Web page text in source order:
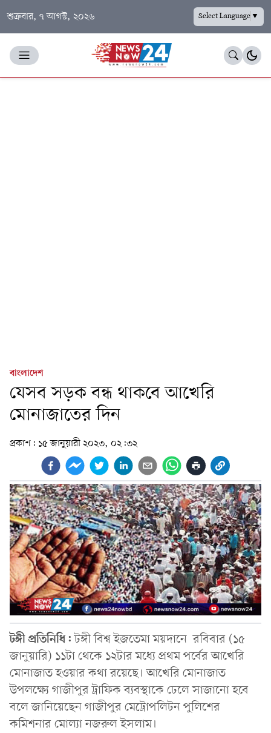
শুক্রবার, ৭ আগস্ট, ২০২৬ Select Language▼
বাংলাদেশ
যেসব সড়ক বন্ধ থাকবে আখেরি
মোনাজা‌তের দিন
প্রকাশ: ১৫ জানুয়ারী ২০২৩, ০২:৩২
টঙ্গী প্রতি‌নি‌ধি:টঙ্গী বিশ্ব ইজতেমা ময়দানে রবিবার (১৫
জানুয়ারি) ১১টা থেকে ১২টার মধ্যে প্রথম পর্বের আখেরি
মোনাজাত হওয়ার কথা রয়েছে। আখেরি মোনাজাত
উপলক্ষ্যে গাজীপুর ট্রাফিক ব্যবস্থাকে ঢেলে সাজানো হবে
বলে জানিয়েছেন গাজীপুর মেট্রোপলিটন পুলিশের
কমিশনার মোল্যা নজরুল ইসলাম।